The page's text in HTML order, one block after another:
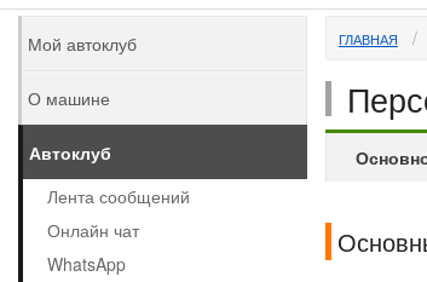
ГЛАВНАЯ
Мой автоклуб
О машине
Автоклуб
Лента сообщений
Онлайн чат
WhatsApp